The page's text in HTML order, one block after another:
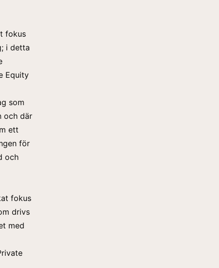
fokus
i detta
Equity
som
och där
ett
för
och
fokus
drivs
med